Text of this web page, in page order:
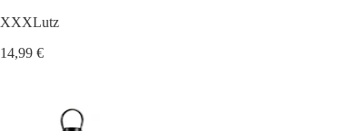
XXXLutz
14,99 €